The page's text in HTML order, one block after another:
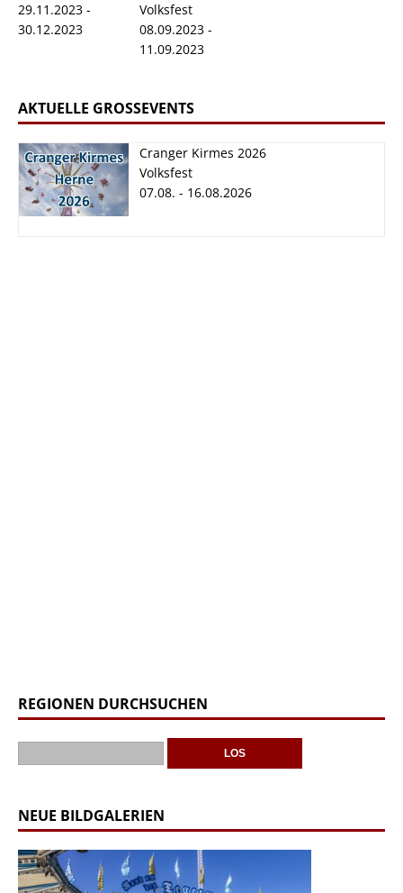
29.11.2023 -
30.12.2023
Volksfest
08.09.2023 -
11.09.2023
AKTUELLE GROSSEVENTS
Cranger Kirmes 2026
Volksfest
07.08. - 16.08.2026
REGIONEN DURCHSUCHEN
NEUE BILDGALERIEN